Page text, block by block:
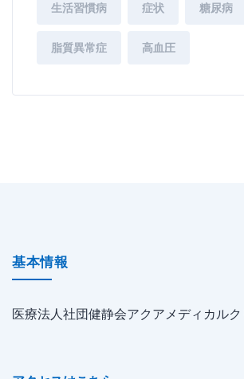
生活習慣病 症状 糖尿病
脂質異常症 高血圧
基本情報
医療法人社団健静会アクアメディカルク